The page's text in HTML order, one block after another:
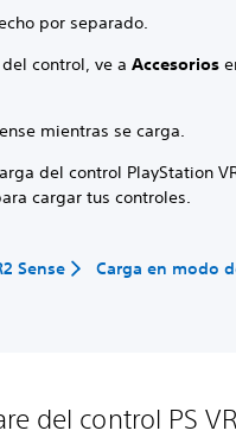
por separado.
control, ve aAccesorios
mientras se carga.
del control PlayStation
cargar tus controles.
Sense Carga en modo
del control PS